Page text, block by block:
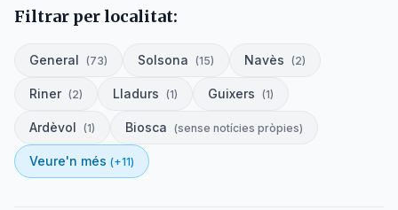
Filtrar per localitat:
General (73) Solsona (15) Navès (2)
Riner (2) Lladurs (1) Guixers (1)
Ardèvol (1) Biosca (sense notícies pròpies)
Veure'n més (+11)